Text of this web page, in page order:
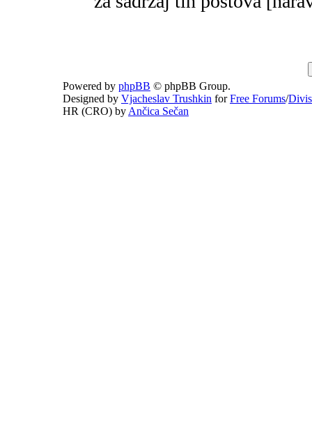
Powered by phpBB © phpBB Group.
Designed by Vjacheslav Trushkin forFree Forums/
HR (CRO) by Ančica Sečan